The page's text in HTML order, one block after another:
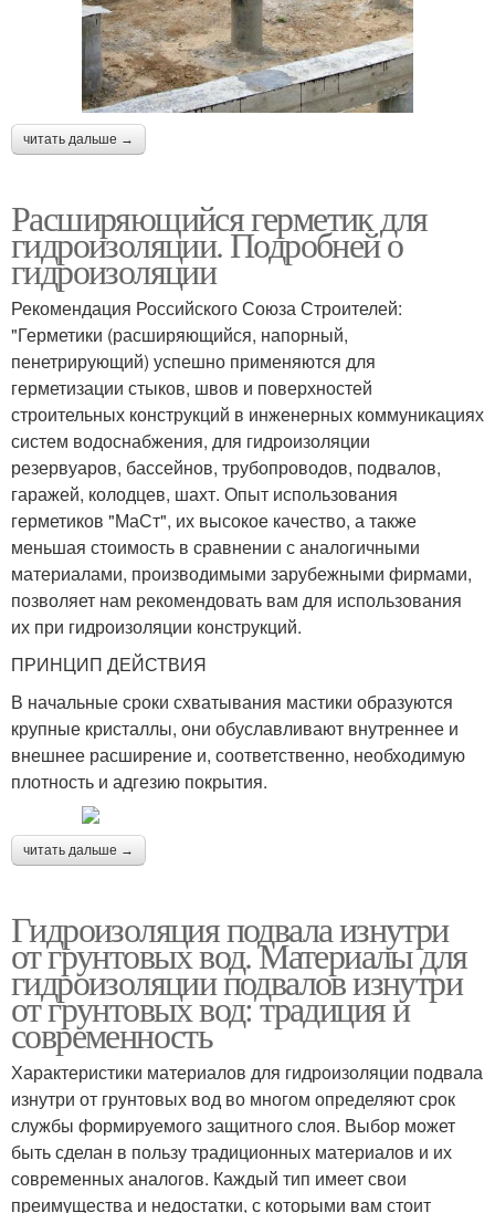
читать дальше →
Расширяющийся герметик для
гидроизоляции. Подробней о
гидроизоляции
Рекомендация Российского Союза Строителей:
"Герметики (расширяющийся, напорный,
пенетрирующий) успешно применяются для
герметизации стыков, швов и поверхностей
строительных конструкций в инженерных коммуникациях
систем водоснабжения, для гидроизоляции
резервуаров, бассейнов, трубопроводов, подвалов,
гаражей, колодцев, шахт. Опыт использования
герметиков "МаСт", их высокое качество, а также
меньшая стоимость в сравнении с аналогичными
материалами, производимыми зарубежными фирмами,
позволяет нам рекомендовать вам для использования
их при гидроизоляции конструкций.
ПРИНЦИП ДЕЙСТВИЯ
В начальные сроки схватывания мастики образуются
крупные кристаллы, они обуславливают внутреннее и
внешнее расширение и, соответственно, необходимую
плотность и адгезию покрытия.
читать дальше →
Гидроизоляция подвала изнутри
от грунтовых вод. Материалы для
гидроизоляции подвалов изнутри
от грунтовых вод: традиция и
современность
Характеристики материалов для гидроизоляции подвала
изнутри от грунтовых вод во многом определяют срок
службы формируемого защитного слоя. Выбор может
быть сделан в пользу традиционных материалов и их
современных аналогов. Каждый тип имеет свои
преимущества и недостатки, с которыми вам стоит